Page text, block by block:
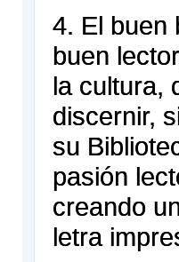
4. El buen
buen
la cultura,
discernir,
su
pasión
creando
letra